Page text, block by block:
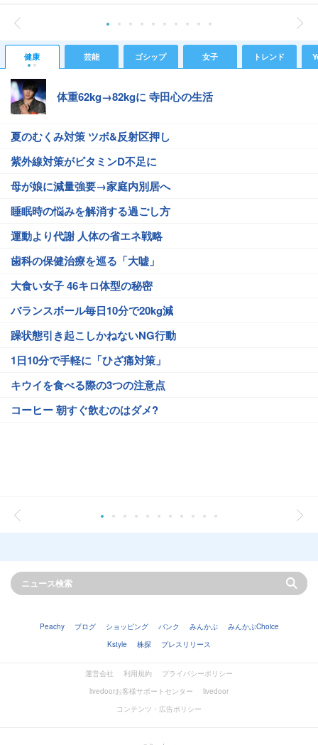
健康 芸能 ゴシップ 女子 トレンド
体重62kg→82kgに 寺田心の生活
夏のむくみ対策 ツボ&反射区押し
紫外線対策がビタミンD不足に
母が娘に減量強要→家庭内別居へ
睡眠時の悩みを解消する過ごし方
運動より代謝 人体の省エネ戦略
歯科の保健治療を巡る「大嘘」
大食い女子 46キロ体型の秘密
バランスボール毎日10分で20kg減
躁状態引き起こしかねないNG行動
1日10分で手軽に「ひざ痛対策」
キウイを食べる際の3つの注意点
コーヒー 朝すぐ飲むのはダメ?
Peachy ブログ ショッピング バンク みんかぶ
みんかぶChoice
Kstyle
株探 プレスリリース
運営会社 利用規約
プライバシーポリシー
livedoorお客様サポートセンター
livedoor
コンテンツ・広告ポリシー